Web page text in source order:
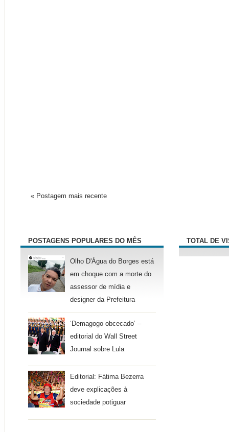
« Postagem mais recente
POSTAGENS POPULARES DO MÊS
Olho D'Água do Borges está
em choque com a morte do
assessor de mídia e
designer da Prefeitura
‘Demagogo obcecado’ –
editorial do Wall Street
Journal sobre Lula
Editorial: Fátima Bezerra
deve explicações à
sociedade potiguar
TOTAL DE